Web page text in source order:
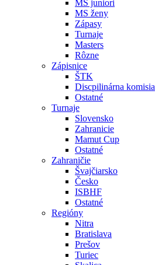
MS juniori
MS ženy
Zápasy
Turnaje
Masters
Rôzne
Zápisnice
ŠTK
Discpilinárna komisia
Ostatné
Turnaje
Slovensko
Zahranicie
Mamut Cup
Ostatné
Zahraničie
Švajčiarsko
Česko
ISBHF
Ostatné
Regióny
Nitra
Bratislava
Prešov
Turiec